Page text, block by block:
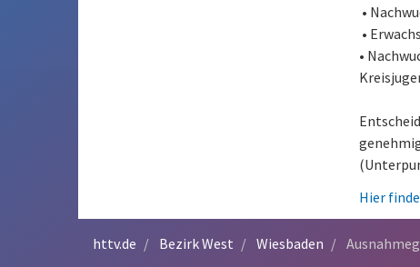
•
•
•
Hier
httv.de Bezirk West Wiesbaden